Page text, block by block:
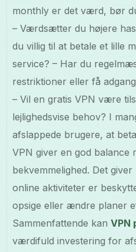
monthly er det værd, bør
– Værdsætter du højere
du villig til at betale et lille
service? – Har du
restriktioner eller få
– Vil en gratis VPN være
lejlighedsvise behov? I
afslappede brugere, at
VPN giver en god balance
bekvemmelighed. Det
online aktiviteter er
opsige eller ændre planer
Sammenfattende kanVPN
værdifuld investering for